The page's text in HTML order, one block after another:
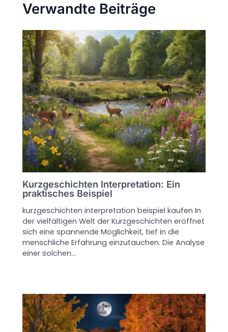
Verwandte Beiträge
Kurzgeschichten Interpretation: Ein
praktisches Beispiel
kurzgeschichten interpretation beispiel kaufen In
der vielfältigen Welt der Kurzgeschichten eröffnet
sich eine spannende Möglichkeit, tief in die
menschliche Erfahrung einzutauchen. Die Analyse
einer solchen…